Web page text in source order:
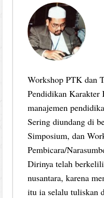
Workshop PTK dan
Pendidikan Karakter
manajemen
Sering diundang di
Simposium, dan
Pembicara/
Dirinya telah
nusantara, karena
itu ia selalu tuliskan